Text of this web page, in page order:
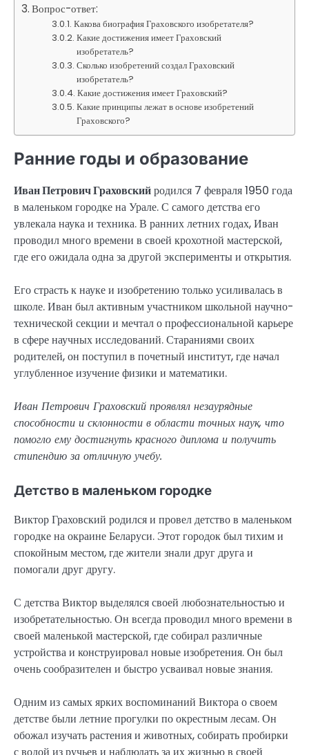
Вопрос-ответ:
Какова биография Граховского изобретателя?
Какие достижения имеет Граховский
изобретатель?
Сколько изобретений создал Граховский
изобретатель?
Какие достижения имеет Граховский?
Какие принципы лежат в основе изобретений
Граховского?
Ранние годы и образование
Иван Петрович Граховскийродился 7 февраля 1950 года
в маленьком городке на Урале. С самого детства его
увлекала наука и техника. В ранних летних годах, Иван
проводил много времени в своей крохотной мастерской,
где его ожидала одна за другой эксперименты и открытия.
Его страсть к науке и изобретению только усиливалась в
школе. Иван был активным участником школьной научно-
технической секции и мечтал о профессиональной карьере
в сфере научных исследований. Стараниями своих
родителей, он поступил в почетный институт, где начал
углубленное изучение физики и математики.
Иван Петрович Граховский проявлял незаурядные
способности и склонности в области точных наук, что
помогло ему достигнуть красного диплома и получить
стипендию за отличную учебу.
Детство в маленьком городке
Виктор Граховский родился и провел детство в маленьком
городке на окраине Беларуси. Этот городок был тихим и
спокойным местом, где жители знали друг друга и
помогали друг другу.
С детства Виктор выделялся своей любознательностью и
изобретательностью. Он всегда проводил много времени в
своей маленькой мастерской, где собирал различные
устройства и конструировал новые изобретения. Он был
очень сообразителен и быстро усваивал новые знания.
Одним из самых ярких воспоминаний Виктора о своем
детстве были летние прогулки по окрестным лесам. Он
обожал изучать растения и животных, собирать пробирки